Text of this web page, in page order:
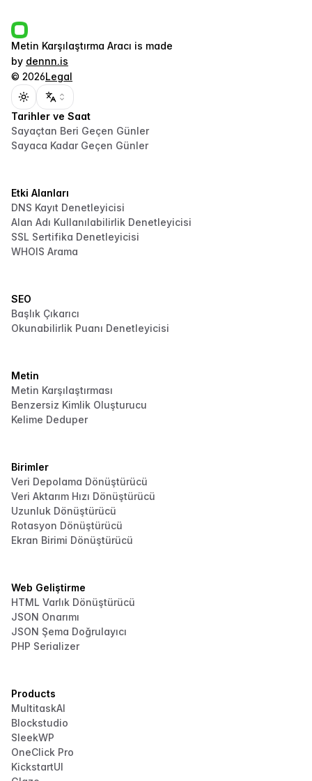
Metin Karşılaştırma Aracı is made
by dennn.is
© 2026Legal
Toggle theme
Tarihler ve Saat
Sayaçtan Beri Geçen Günler
Sayaca Kadar Geçen Günler
Etki Alanları
DNS Kayıt Denetleyicisi
Alan Adı Kullanılabilirlik Denetleyicisi
SSL Sertifika Denetleyicisi
WHOIS Arama
SEO
Başlık Çıkarıcı
Okunabilirlik Puanı Denetleyicisi
Metin
Metin Karşılaştırması
Benzersiz Kimlik Oluşturucu
Kelime Deduper
Birimler
Veri Depolama Dönüştürücü
Veri Aktarım Hızı Dönüştürücü
Uzunluk Dönüştürücü
Rotasyon Dönüştürücü
Ekran Birimi Dönüştürücü
Web Geliştirme
HTML Varlık Dönüştürücü
JSON Onarımı
JSON Şema Doğrulayıcı
PHP Serializer
Products
MultitaskAI
Blockstudio
SleekWP
OneClick Pro
KickstartUI